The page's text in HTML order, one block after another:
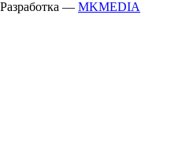
Разработка — MKMEDIA